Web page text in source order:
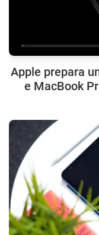
Apple prepara
e MacBook